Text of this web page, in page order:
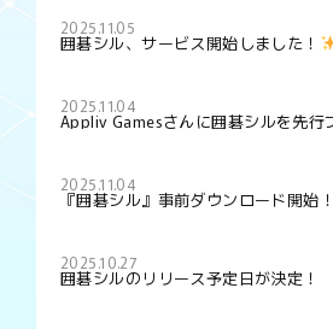
2025.11.05
囲碁シル、サービス開始しました！
2025.11.04
Appliv Gamesさんに囲碁シルを先行
2025.11.04
『囲碁シル』事前ダウンロード開始
2025.10.27
囲碁シルのリリース予定日が決定！